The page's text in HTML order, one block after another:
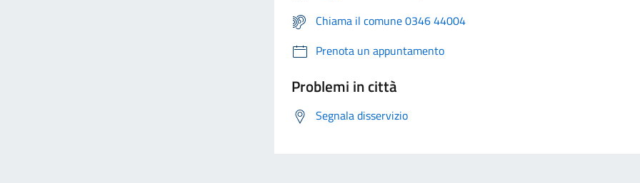
Chiama il comune 0346 44004
Prenota un appuntamento
Problemi in città
Segnala disservizio